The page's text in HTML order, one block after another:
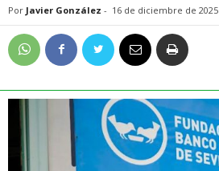
Por Javier González - 16 de diciembre de 2025